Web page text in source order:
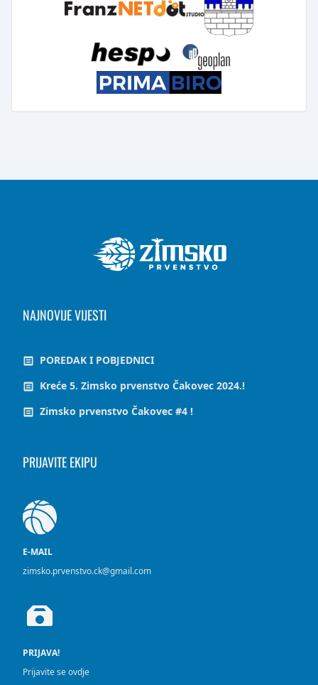
NAJNOVIJE VIJESTI
POREDAK I POBJEDNICI
Kreće 5. Zimsko prvenstvo Čakovec 2024.!
Zimsko prvenstvo Čakovec #4 !
PRIJAVITE EKIPU
E-MAIL
zimsko.prvenstvo.ck@gmail.com
PRIJAVA!
Prijavite se ovdje